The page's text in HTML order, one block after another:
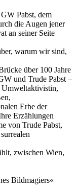
Pabst, dem
die Augen jener
an seiner Seite
warum wir sind,
über 100 Jahre
und Trude Pabst –
Umweltaktivistin,
Erbe der
Erzählungen
von Trude Pabst,
zwischen Wien,
Bildmagiers«